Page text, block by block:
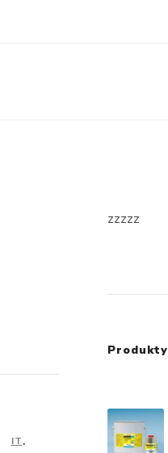
IT,
zzzzz
Produkty